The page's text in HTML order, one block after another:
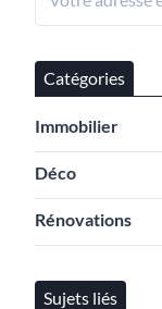
Catégories
Immobilier
Déco
Rénovations
Sujets liés